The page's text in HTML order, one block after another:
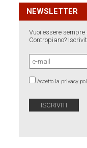
NEWSLETTER
Vuoi essere
Contropiano?
Accetto la privacy